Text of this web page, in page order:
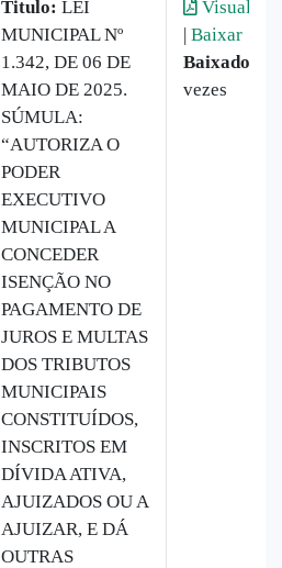
Titulo: LEI
MUNICIPAL Nº
1.342, DE 06 DE
MAIO DE 2025.
SÚMULA:
“AUTORIZA O
PODER
EXECUTIVO
MUNICIPAL A
CONCEDER
ISENÇÃO NO
PAGAMENTO DE
JUROS E MULTAS
DOS TRIBUTOS
MUNICIPAIS
CONSTITUÍDOS,
INSCRITOS EM
DÍVIDA ATIVA,
AJUIZADOS OU A
AJUIZAR, E DÁ
OUTRAS
Visualizar
| Baixar
Baixado:
vezes